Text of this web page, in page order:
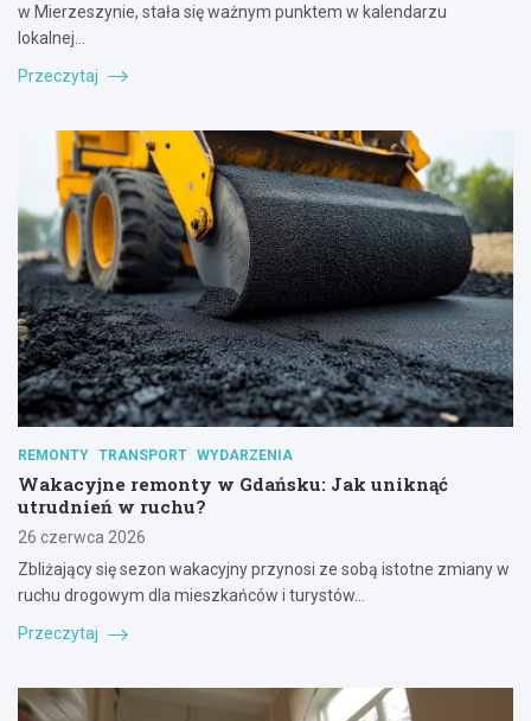
w Mierzeszynie, stała się ważnym punktem w kalendarzu
lokalnej…
Przeczytaj
REMONTY TRANSPORT WYDARZENIA
Wakacyjne remonty w Gdańsku: Jak uniknąć
utrudnień w ruchu?
26 czerwca 2026
Zbliżający się sezon wakacyjny przynosi ze sobą istotne zmiany w
ruchu drogowym dla mieszkańców i turystów…
Przeczytaj